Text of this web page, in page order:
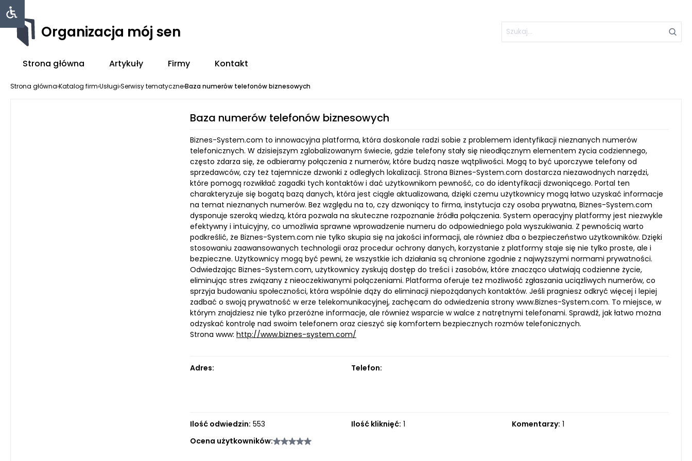
Organizacja mój sen
Strona główna Artykuły Firmy Kontakt
Strona główna›Katalog firm›Usługi›Serwisy tematyczne›Baza numerów telefonów biznesowych
Baza numerów telefonów biznesowych
Biznes-System.com to innowacyjna platforma, która doskonale radzi sobie z problemem identyfikacji nieznanych numerów
telefonicznych. W dzisiejszym zglobalizowanym świecie, gdzie telefony stały się nieodłącznym elementem życia codziennego,
często zdarza się, że odbieramy połączenia z numerów, które budzą nasze wątpliwości. Mogą to być uporczywe telefony od
sprzedawców, czy też tajemnicze dzwonki z odległych lokalizacji. Strona Biznes-System.com dostarcza niezawodnych narzędzi,
które pomogą rozwikłać zagadki tych kontaktów i dać użytkownikom pewność, co do identyfikacji dzwoniącego. Portal ten
charakteryzuje się bogatą bazą danych, która jest ciągle aktualizowana, dzięki czemu użytkownicy mogą łatwo uzyskać informacje
na temat nieznanych numerów. Bez względu na to, czy dzwoniący to firma, instytucja czy osoba prywatna, Biznes-System.com
dysponuje szeroką wiedzą, która pozwala na skuteczne rozpoznanie źródła połączenia. System operacyjny platformy jest niezwykle
efektywny i intuicyjny, co umożliwia sprawne wprowadzenie numeru do odpowiedniego pola wyszukiwania. Z pewnością warto
podkreślić, że Biznes-System.com nie tylko skupia się na jakości informacji, ale również dba o bezpieczeństwo użytkowników. Dzięki
stosowaniu zaawansowanych technologii oraz procedur ochrony danych, korzystanie z platformy staje się nie tylko proste, ale i
bezpieczne. Użytkownicy mogą być pewni, że wszystkie ich działania są chronione zgodnie z najwyższymi normami prywatności.
Odwiedzając Biznes-System.com, użytkownicy zyskują dostęp do treści i zasobów, które znacząco ułatwiają codzienne życie,
eliminując stres związany z nieoczekiwanymi połączeniami. Platforma oferuje też możliwość zgłaszania uciążliwych numerów, co
sprzyja budowaniu społeczności, która wspólnie dąży do eliminacji niepożądanych kontaktów. Jeśli pragniesz odkryć więcej i lepiej
zadbać o swoją prywatność w erze telekomunikacyjnej, zachęcam do odwiedzenia strony www.Biznes-System.com. To miejsce, w
którym znajdziesz nie tylko przeróżne informacje, ale również wsparcie w walce z natrętnymi telefonami. Sprawdź, jak łatwo można
odzyskać kontrolę nad swoim telefonem oraz cieszyć się komfortem bezpiecznych rozmów telefonicznych.
Strona www: http://www.biznes-system.com/
Adres: Telefon:
Ilość odwiedzin: 553 Ilość kliknięć: 1 Komentarzy: 1
Ocena użytkowników: